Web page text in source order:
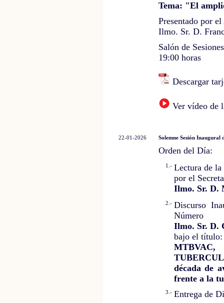
Tema: "El
Presentado por
Ilmo. Sr. D.
Salón de
19:00 horas
Descargar
Ver vídeo de
22-01-2026 Solemne Sesión Inaugural
Orden del Día:
1.- Lectura de
por el
Ilmo. Sr. D.
2.- Discurso
Número
Ilmo. Sr. D.
bajo el título:
década de
frente a la
3.- Entrega de